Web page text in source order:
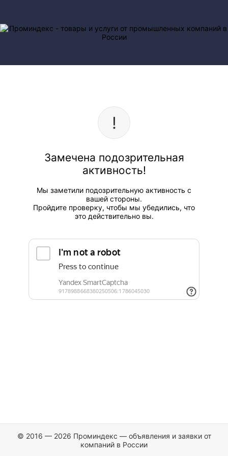
Замечена подозрительная
активность!
Мы заметили подозрительную активность с
вашей стороны.
Пройдите проверку, чтобы мы убедились, что
это действительно вы.
© 2016 — 2026 Проминдекс — объявления и заявки от
компаний в России